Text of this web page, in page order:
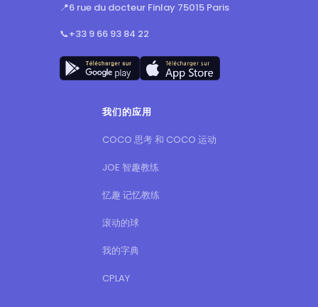
📍6 rue du docteur Finlay 75015 Paris
📞+33 9 66 93 84 22
我们的应用
COCO 思考 和 COCO 运动
JOE 智趣教练
忆趣 记忆教练
滚动的球
我的字典
CPLAY